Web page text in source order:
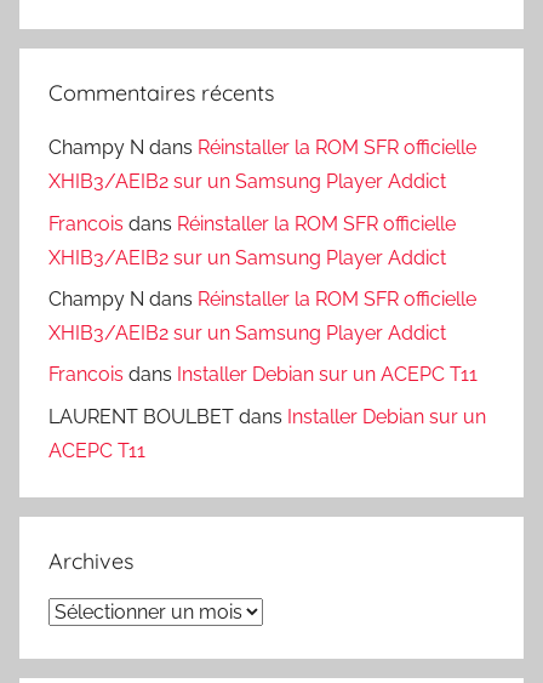
Commentaires récents
Champy N dans Réinstaller la ROM SFR officielle
XHIB3/AEIB2 sur un Samsung Player Addict
Francois dans Réinstaller la ROM SFR officielle
XHIB3/AEIB2 sur un Samsung Player Addict
Champy N dans Réinstaller la ROM SFR officielle
XHIB3/AEIB2 sur un Samsung Player Addict
Francois dans Installer Debian sur un ACEPC T11
LAURENT BOULBET dans Installer Debian sur un
ACEPC T11
Archives
Archives